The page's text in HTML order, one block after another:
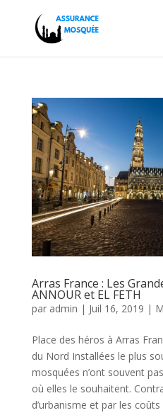
Arras France : Les
ANNOUR et EL FETH
par admin | Juil 16, 2019 |
Place des héros à Arras
du Nord Installées le plus
mosquées n’ont souvent
où elles le souhaitent.
d’urbanisme et par les coûts